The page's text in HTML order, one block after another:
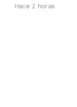
Hace 2 horas